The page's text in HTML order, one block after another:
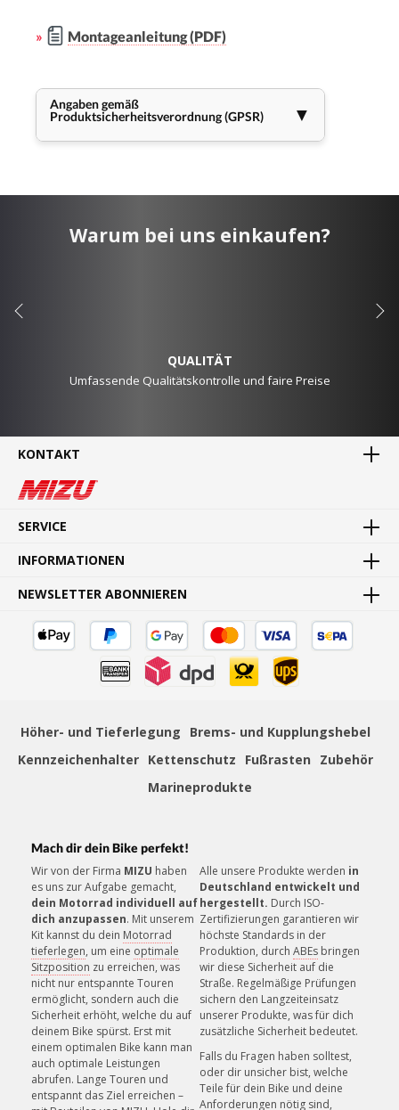
» Montageanleitung (PDF)
Angaben gemäß
Produktsicherheitsverordnung (GPSR)
▼
Montageanleitung (PDF)
Warum bei uns einkaufen?
QUALITÄT
Umfassende Qualitätskontrolle und faire Preise
SCHNELLE LIEFERUNG
Schnelle und bequeme Lieferung von Tür zu Tür
ZAHLUNGSSICHERHEIT
Mehrere sichere Zahlungsmethoden
KUNDENSERVICE
Unsere Mitarbeiter helfen gerne!
KONTAKT
SERVICE
INFORMATIONEN
NEWSLETTER ABONNIEREN
Höher- und Tieferlegung
Brems- und Kupplungshebel
Kennzeichenhalter
Kettenschutz Fußrasten
Zubehör
Marineprodukte
Mach dir dein Bike perfekt!
Wir von der Firma MIZU haben
es uns zur Aufgabe gemacht,
dein Motorrad individuell auf
dich anzupassen. Mit unserem
Kit kannst du dein Motorrad
tieferlegen, um eine optimale
Sitzposition zu erreichen, was
nicht nur entspannte Touren
ermöglicht, sondern auch die
Sicherheit erhöht, welche du auf
deinem Bike spürst. Erst mit
einem optimalen Bike kann man
auch optimale Leistungen
abrufen. Lange Touren und
entspannt das Ziel erreichen –
Alle unsere Produkte werden in
Deutschland entwickelt und
hergestellt. Durch ISO-
Zertifizierungen garantieren wir
höchste Standards in der
Produktion, durch ABEs bringen
wir diese Sicherheit auf die
Straße. Regelmäßige Prüfungen
sichern den Langzeiteinsatz
unserer Produkte, was für dich
zusätzliche Sicherheit bedeutet.
Falls du Fragen haben solltest,
oder dir unsicher bist, welche
Teile für dein Bike und deine
Anforderungen nötig sind,